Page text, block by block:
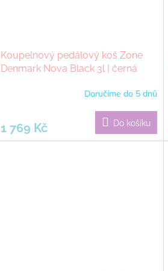
Koupelnový pedálový koš Zone
Denmark Nova Black 3l | černá
Doručíme do 5 dnů
1 769 Kč Do košíku